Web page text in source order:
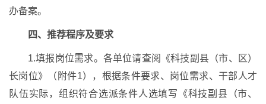
办备案。
四、推荐程序及要求
1.填报岗位需求。各单位请查阅《科技副县（市、区）
长岗位》（附件1），根据条件要求、岗位需求、干部人才
队伍实际，组织符合选派条件人选填写《科技副县（市、